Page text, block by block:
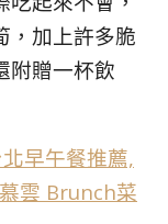
，加上許多脆
附贈一杯飲